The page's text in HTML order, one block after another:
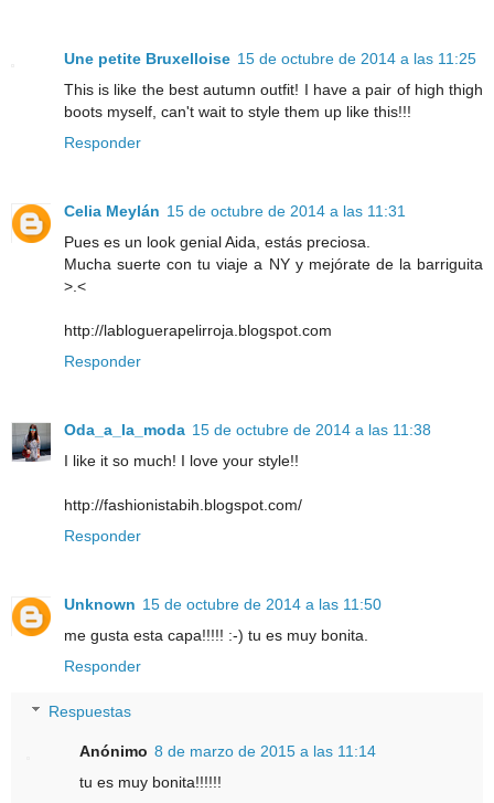
Une petite Bruxelloise 15 de octubre de 2014 a las 11:25
This is like the best autumn outfit! I have a pair of high thigh
boots myself, can't wait to style them up like this!!!
Responder
Celia Meylán 15 de octubre de 2014 a las 11:31
Pues es un look genial Aida, estás preciosa.
Mucha suerte con tu viaje a NY y mejórate de la barriguita
>.<
http://labloguerapelirroja.blogspot.com
Responder
Oda_a_la_moda 15 de octubre de 2014 a las 11:38
I like it so much! I love your style!!
http://fashionistabih.blogspot.com/
Responder
Unknown 15 de octubre de 2014 a las 11:50
me gusta esta capa!!!!! :-) tu es muy bonita.
Responder
Respuestas
Anónimo 8 de marzo de 2015 a las 11:14
tu es muy bonita!!!!!!